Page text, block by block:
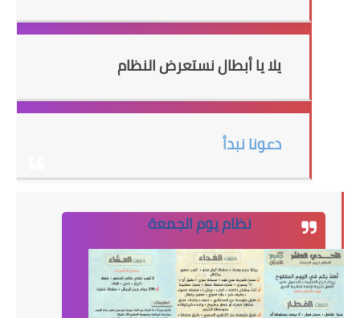
يلا يا أبطال نستعرض النظام
دعونا نبدأ
نظام يوم الجمعة